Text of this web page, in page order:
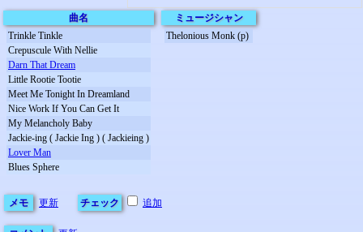
曲名
Trinkle Tinkle
Crepuscule With Nellie
Darn That Dream
Little Rootie Tootie
Meet Me Tonight In Dreamland
Nice Work If You Can Get It
My Melancholy Baby
Jackie-ing ( Jackie Ing ) ( Jackieing )
Lover Man
Blues Sphere
ミュージシャン
Thelonious Monk (p)
メモ 更新 チェック 追加